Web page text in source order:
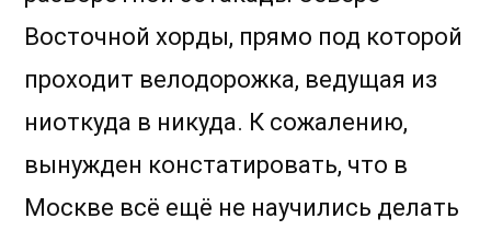
Восточной хорды, прямо под которой
проходит велодорожка, ведущая из
ниоткуда в никуда. К сожалению,
вынужден констатировать, что в
Москве всё ещё не научились делать